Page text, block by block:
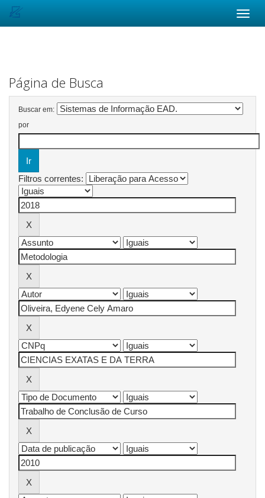
Página de Busca
Buscar em:
por
Filtros correntes: